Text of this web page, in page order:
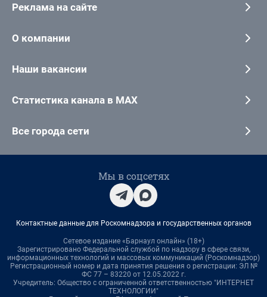
Реклама на сайте
О компании
Наши вакансии
Статистика канала в MAX
Все города сети
Мы в соцсетях
Контактные данные для Роскомнадзора и государственных органов
Сетевое издание «Барнаул онлайн» (18+)
Зарегистрировано Федеральной службой по надзору в сфере связи,
информационных технологий и массовых коммуникаций (Роскомнадзор)
Регистрационный номер и дата принятия решения о регистрации: ЭЛ №
ФС 77 – 83220 от 12.05.2022 г.
Учредитель: Общество с ограниченной ответственностью "ИНТЕРНЕТ
ТЕХНОЛОГИИ"